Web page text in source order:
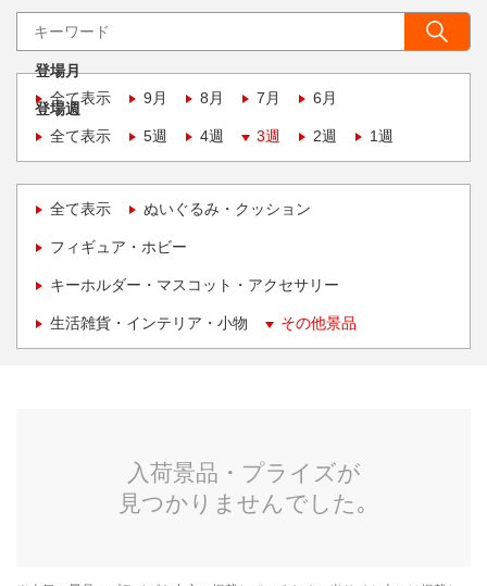
登場月
全て表示
9月 8月 7月 6月
登場週
全て表示
5週 4週 3週 2週 1週
全て表示 ぬいぐるみ・クッション
フィギュア・ホビー
キーホルダー・マスコット・アクセサリー
生活雑貨・インテリア・小物 その他景品